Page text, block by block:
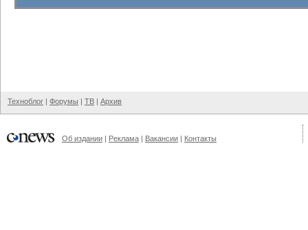
Техноблог | Форумы | ТВ | Архив
Об издании | Реклама | Вакансии | Контакты